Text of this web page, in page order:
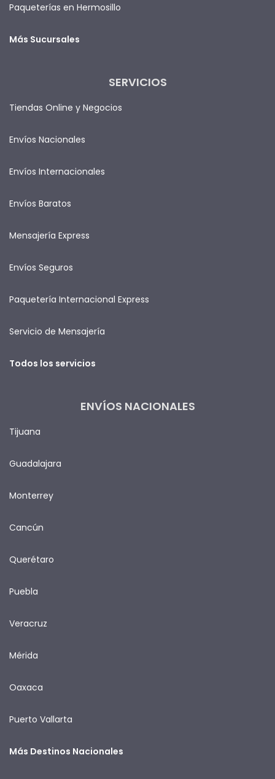
Paqueterías en Hermosillo
Más Sucursales
SERVICIOS
Tiendas Online y Negocios
Envíos Nacionales
Envíos Internacionales
Envíos Baratos
Mensajería Express
Envíos Seguros
Paquetería Internacional Express
Servicio de Mensajería
Todos los servicios
ENVÍOS NACIONALES
Tijuana
Guadalajara
Monterrey
Cancún
Querétaro
Puebla
Veracruz
Mérida
Oaxaca
Puerto Vallarta
Más Destinos Nacionales